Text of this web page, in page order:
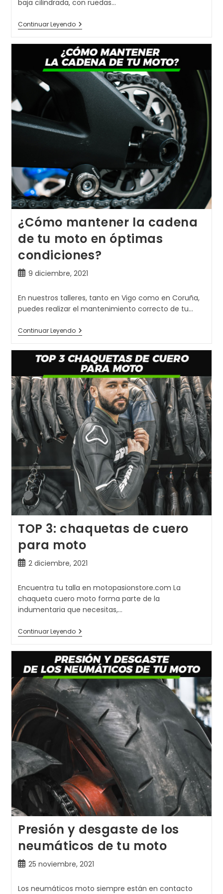
baja cilindrada, con ruedas…
Continuar LeyendoMEJOR
SCOOTER
+
EQUIPAMIENTO
¿Cómo mantener la cadena
de tu moto en óptimas
condiciones?
Publicación
la
entrada:
9 diciembre, 2021
En nuestros talleres, tanto en Vigo como en Coruña,
puedes realizar el mantenimiento correcto de tu…
Continuar Leyendo¿Cómo
Mantener
Cadena
De
Tu
Moto
En
Óptimas
Condiciones?
TOP 3: chaquetas de cuero
para moto
Publicación
la
entrada:
2 diciembre, 2021
Encuentra tu talla en motopasionstore.com La
chaqueta cuero moto forma parte de la
indumentaria que necesitas,…
Continuar LeyendoTOP
3:
De
Cuero
Para
Moto
Presión y desgaste de los
neumáticos de tu moto
Publicación
la
25 noviembre, 2021
Los neumáticos moto siempre están en contacto